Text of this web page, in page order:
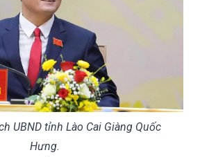
UBND tỉnh Lào Cai Giàng Quốc
Hưng.
HĐND tỉnh Lào Cai khóa XVII, nhiệm
Kỳ họp thứ Nhất, tiến hành xem